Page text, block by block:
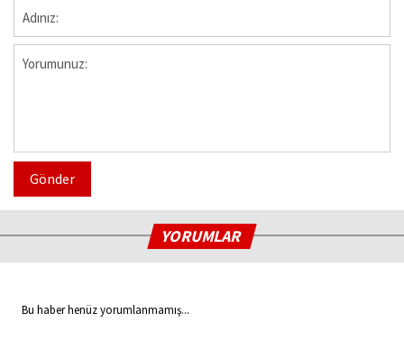
Gönder
YORUMLAR
Bu haber henüz yorumlanmamış...